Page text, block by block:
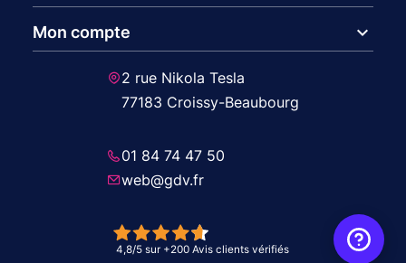
Mon compte expand_more
2 rue Nikola Tesla
77183 Croissy-Beaubourg
01 84 74 47 50
web@gdv.fr